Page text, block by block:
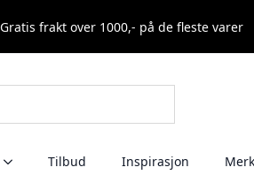
Gratis frakt over 1000,- på de fleste varer
Tilbud Inspirasjon